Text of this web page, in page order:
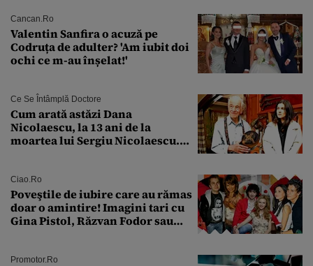
Cancan.ro
Valentin Sanfira o acuză pe
Codruța de adulter? 'Am iubit doi
ochi ce m-au înșelat!'
Ce Se Întâmplă Doctore
Cum arată astăzi Dana
Nicolaescu, la 13 ani de la
moartea lui Sergiu Nicolaescu.
Ciao.ro
Poveştile de iubire care au rămas
doar o amintire! Imagini tari cu
Gina Pistol, Răzvan Fodor sau
Promotor.ro